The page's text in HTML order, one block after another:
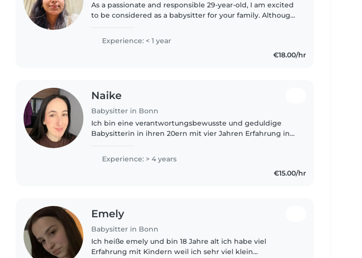
As a passionate and responsible 29-year-old, I am excited
to be considered as a babysitter for your family. Although
Master's..
Experience: < 1 year
€18.00/hr
Naike
Babysitter in Bonn
Ich bin eine verantwortungsbewusste und geduldige
Babysitterin in ihren 20ern mit vier Jahren Erfahrung in
Jugendlichen. Ich spreche..
Experience: > 4 years
€15.00/hr
Emely
Babysitter in Bonn
Ich heiße emely und bin 18 Jahre alt ich habe viel
Erfahrung mit Kindern weil ich sehr viel klein